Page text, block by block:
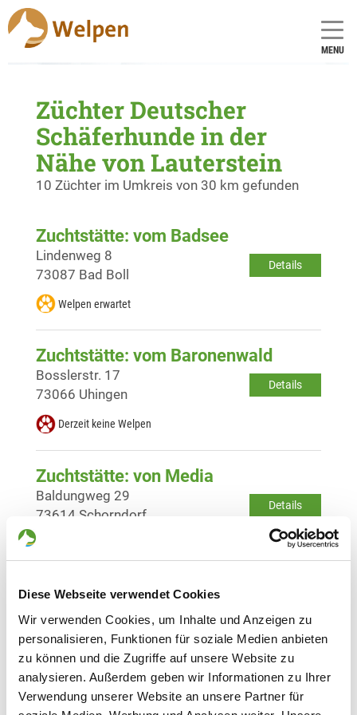
Diese Webseite verwendet Cookies
Wir verwenden Cookies, um Inhalte und Anzeigen zu
personalisieren, Funktionen für soziale Medien anbieten
zu können und die Zugriffe auf unsere Website zu
analysieren. Außerdem geben wir Informationen zu Ihrer
Verwendung unserer Website an unsere Partner für
MENU
Züchter Deutscher
Schäferhunde in der
Nähe von Lauterstein
10 Züchter im Umkreis von 30 km gefunden
Zuchtstätte: vom Badsee
Details
Lindenweg 8
73087 Bad Boll
Welpen erwartet
Zuchtstätte: vom Baronenwald
Details
Bosslerstr. 17
73066 Uhingen
Derzeit keine Welpen
Zuchtstätte: von Media
Details
Baldungweg 29
73614 Schorndorf
Zuchtstätte: vom Reiterles Kapelle
Details
Hindenburgstr. 54
73333 Gingen
Derzeit keine Welpen